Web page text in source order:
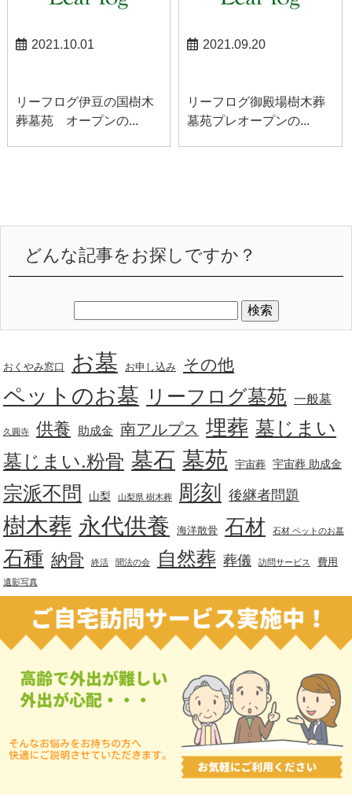
2021.10.01
リーフログ伊豆の国樹木
葬墓苑 オープンの...
2021.09.20
リーフログ御殿場樹木葬
墓苑プレオープンの...
どんな記事をお探しですか？
おくやみ窓口 お墓 お申し込み その他
ペットのお墓 リーフログ墓苑 一般墓
久圓寺 供養 助成金 南アルプス 埋葬 墓じまい
墓じまい.粉骨 墓石 墓苑 宇宙葬 宇宙葬 助成金
宗派不問 山梨 山梨県 樹木葬 彫刻 後継者問題
樹木葬 永代供養 海洋散骨 石材 石材 ペットのお墓
石種 納骨 終活 聞法の会 自然葬 葬儀 訪問サービス 費用
遺影写真